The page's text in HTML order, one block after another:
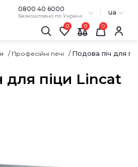
0800 40 6000
Безкоштовно по Україні ua
0 0
Професійні печі Подова піч для
для піци Lincat